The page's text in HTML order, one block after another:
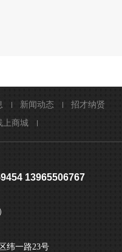
新闻动态
招才纳贤
上商城
13965506767
纬一路23号